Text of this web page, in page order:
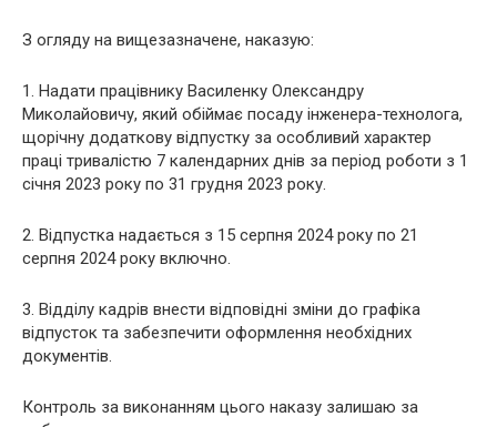
З огляду на вищезазначене, наказую:
1. Надати працівнику Василенку Олександру
Миколайовичу, який обіймає посаду інженера-технолога,
щорічну додаткову відпустку за особливий характер
праці тривалістю 7 календарних днів за період роботи з 1
січня 2023 року по 31 грудня 2023 року.
2. Відпустка надається з 15 серпня 2024 року по 21
серпня 2024 року включно.
3. Відділу кадрів внести відповідні зміни до графіка
відпусток та забезпечити оформлення необхідних
документів.
Контроль за виконанням цього наказу залишаю за